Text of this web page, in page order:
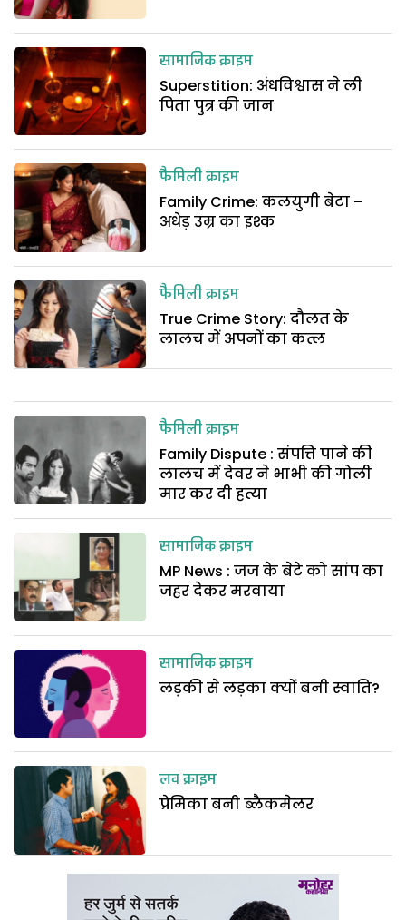
सामाजिक क्राइम
Superstition: अंधविश्वास ने ली
पिता पुत्र की जान
फैमिली क्राइम
Family Crime: कलयुगी बेटा –
अधेड़ उम्र का इश्क
फैमिली क्राइम
True Crime Story: दौलत के
लालच में अपनों का कत्ल
फैमिली क्राइम
Family Dispute : संपत्ति पाने की
लालच में देवर ने भाभी की गोली
मार कर दी हत्या
सामाजिक क्राइम
MP News : जज के बेटे को सांप का
जहर देकर मरवाया
सामाजिक क्राइम
लड़की से लड़का क्यों बनी स्वाति?
लव क्राइम
प्रेमिका बनी ब्लैकमेलर